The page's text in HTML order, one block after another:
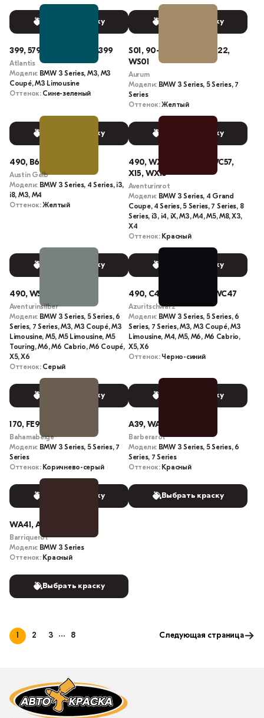
Выбрать краску Выбрать краску
399, 579, FQ95-3855, M399
Atlantis
Модели: BMW 3 Series, M3, M3
Coupé, M3 Limousine
Оттенок: Сине-зеленый
Выбрать краску
S01, 90-XN10-0100-0222,
WS01
Aurum
Модели: BMW 3 Series, 5 Series, 7
Series
Оттенок:Желтый
Выбрать краску
490, B67, WB67
Austin Gelb
Модели: BMW 3 Series, 4 Series, i3,
i8, M3, M4
Оттенок:Желтый
Выбрать краску
490, WX1C, X1C, C57, WC57,
X15, WX15
Aventurinrot
Модели: BMW 3 Series, 4 Grand
Coupe, 4 Series, 5 Series, 7 Series, 8
Series, i3, i4, iX, M3, M4, M5, M8, X3,
X4
Оттенок: Красный
Выбрать краску
490, WS58, S58
Aventurinsilber
Модели: BMW 3 Series, 5 Series, 6
Series, 7 Series, M3, M3 Coupé, M3
Limousine, M5, M5 Limousine, M5
Touring, M6, M6 Cabrio, M6 Coupé,
X5, X6
Оттенок: Серый
Выбрать краску
490, C47, WS34, S34, WC47
Azuritschwarz
Модели: BMW 3 Series, 5 Series, 6
Series, 7 Series, M3, M3 Coupé, M3
Limousine, M4, M5, M6, M6 Cabrio,
X5, X6
Оттенок: Черно-синий
Выбрать краску
170, FE95-1414, 0170
Bahamabeige
Модели: BMW 3 Series, 5 Series, 7
Series
Оттенок: Коричнево-серый
Выбрать краску
A39, WA39
Barberarot
Модели: BMW 3 Series, 5 Series, 6
Series, 7 Series
Оттенок: Красный
Выбрать краску
WA41, A41
Barriquerot
Модели: BMW 3 Series
Оттенок: Красный
Выбрать краску
1 2 3 8 Следующая страница